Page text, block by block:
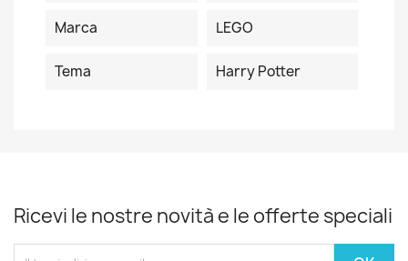
Marca LEGO
Tema Harry Potter
Ricevi le nostre novità e le offerte speciali